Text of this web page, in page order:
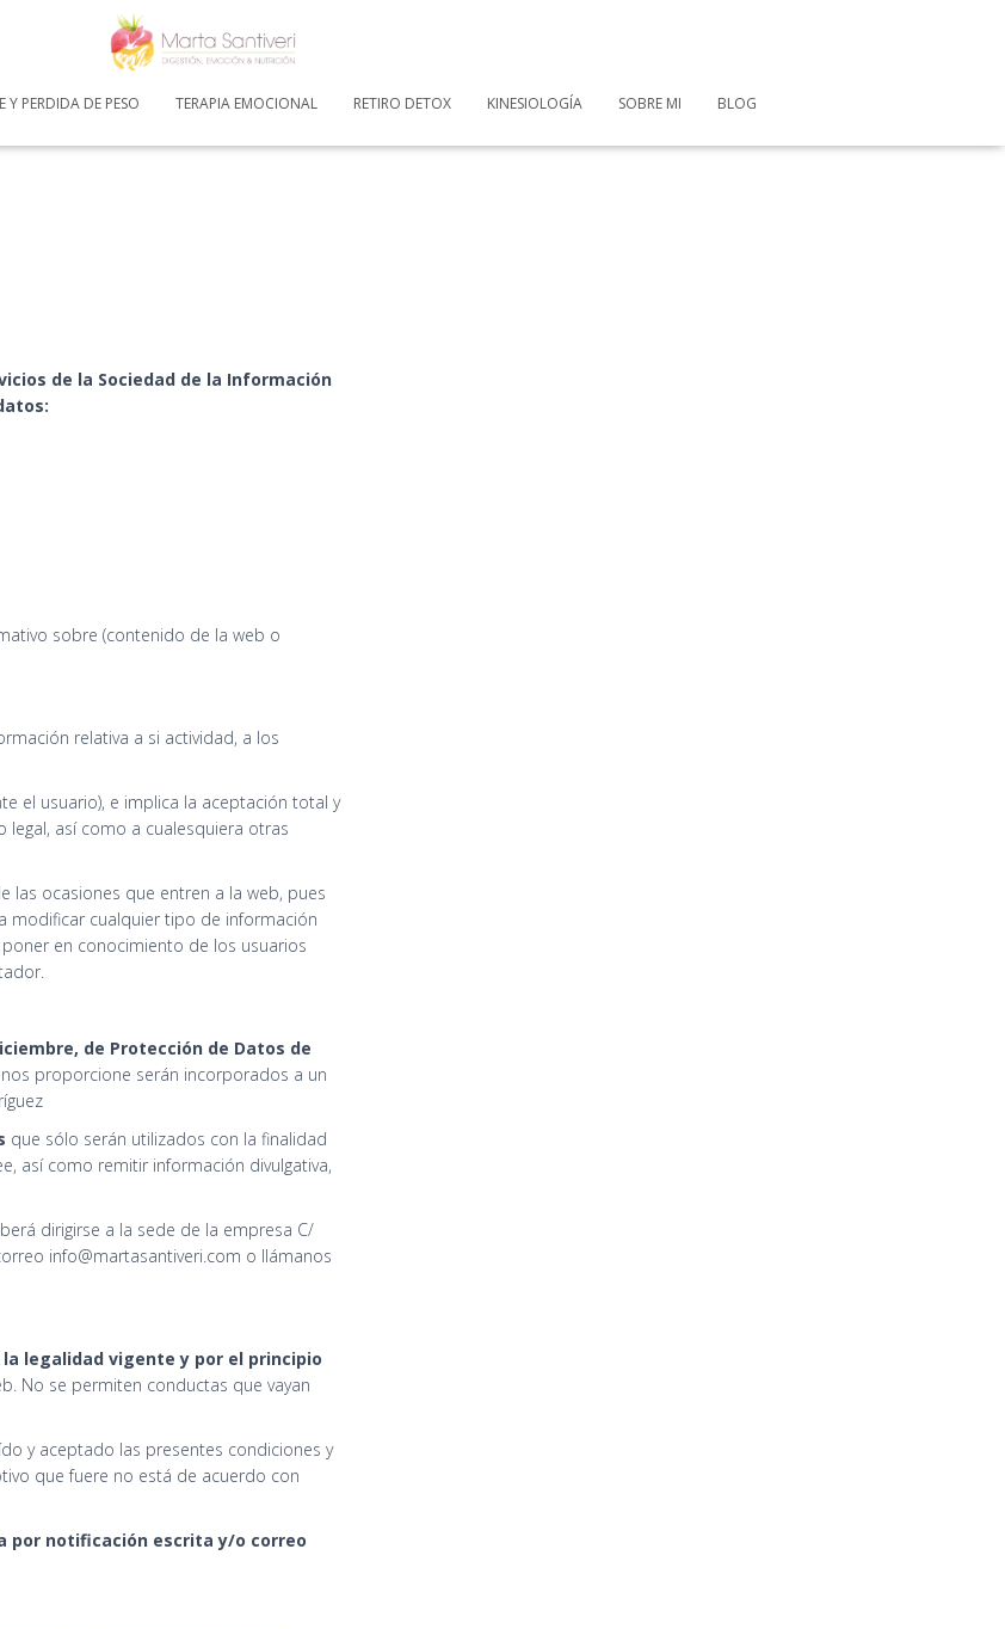
PERDIDA DE PESO TERAPIA EMOCIONAL RETIRO DETOX KINESIOLOGÍA SOBRE MI BLOG
de la Sociedad de la Información
sobre (contenido de la web o
relativa a si actividad, a los
el usuario), e implica la aceptación total y
legal, así como a cualesquiera otras
las ocasiones que entren a la web, pues
modificar cualquier tipo de información
en conocimiento de los usuarios
de Protección de Datos de
proporcione serán incorporados a un
que sólo serán utilizados con la finalidad
así como remitir información divulgativa,
dirigirse a la sede de la empresa C/
info@martasantiveri.com o llámanos
legalidad vigente y por el principio
No se permiten conductas que vayan
y aceptado las presentes condiciones y
que fuere no está de acuerdo con
por notificación escrita y/o correo